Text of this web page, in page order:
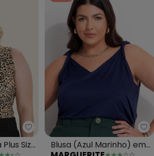
Secret Glam - Regata Feminina
Size
Blusa (Azul Marinho) em